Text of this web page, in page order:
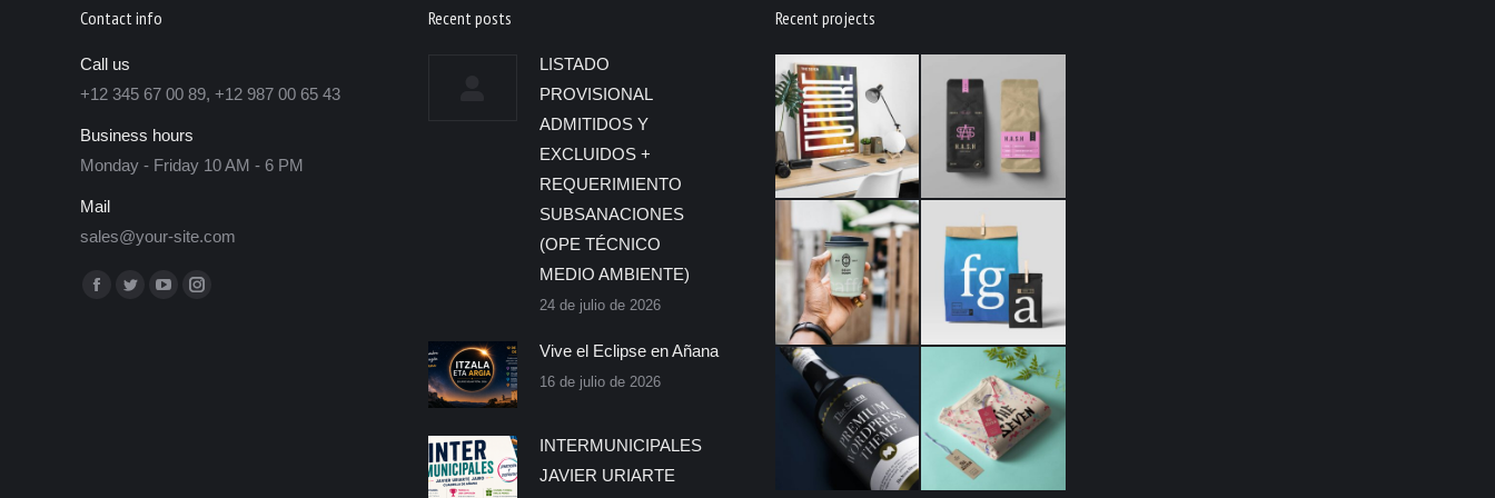
Contact info
Call us
+12 345 67 00 89, +12 987 00 65 43
Business hours
Monday - Friday 10 AM - 6 PM
Mail
sales@your-site.com
Encuéntranos en:
Recent posts
LISTADO
PROVISIONAL
ADMITIDOS Y
EXCLUIDOS +
REQUERIMIENTO
SUBSANACIONES
(OPE TÉCNICO
MEDIO AMBIENTE)
24 de julio de 2026
Vive el Eclipse en Añana
16 de julio de 2026
INTERMUNICIPALES
JAVIER URIARTE
Recent projects